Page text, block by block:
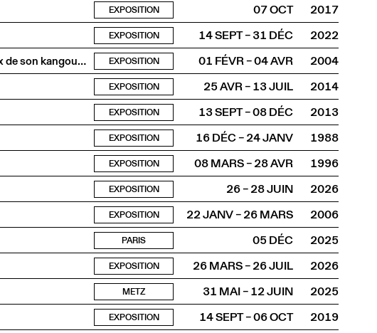
EXPOSITION 07 OCT
2017
EXPOSITION 14 SEPT – 31 DÉC
2022
À la recherche d’Eleonora Duse et du poil roux de son kangourou EXPOSITION 01 FÉVR – 04 AVR
2004
EXPOSITION 25 AVR – 13 JUIL
2014
EXPOSITION 13 SEPT – 08 DÉC
2013
EXPOSITION 16 DÉC – 24 JANV
1988
EXPOSITION 08 MARS – 28 AVR
1996
EXPOSITION 26 – 28 JUIN
2026
EXPOSITION 22 JANV – 26 MARS
2006
PARIS 05 DÉC
2025
EXPOSITION 26 MARS – 26 JUIL
2026
METZ 31 MAI – 12 JUIN
2025
EXPOSITION 14 SEPT – 06 OCT
2019